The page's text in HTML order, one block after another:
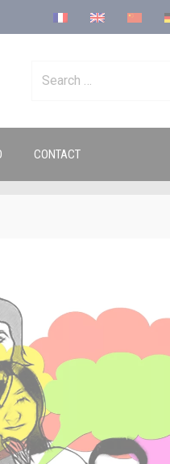
Search
CONTACT